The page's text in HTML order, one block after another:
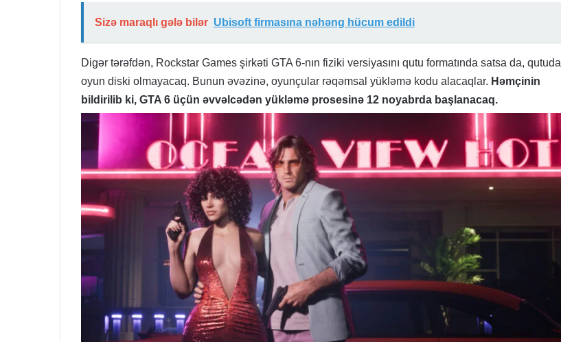
Sizə maraqlı gələ bilər Ubisoft firmasına nəhəng hücum edildi
Digər tərəfdən, Rockstar Games şirkəti GTA 6-nın fiziki versiyasını qutu formatında satsa da, qutuda
oyun diski olmayacaq. Bunun əvəzinə, oyunçular rəqəmsal yükləmə kodu alacaqlar. Həmçinin
bildirilib ki, GTA 6 üçün əvvəlcədən yükləmə prosesinə 12 noyabrda başlanacaq.